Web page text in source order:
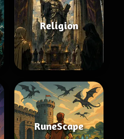
Religion
RuneScape